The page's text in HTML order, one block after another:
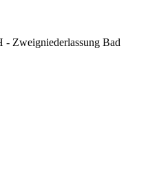
- Zweigniederlassung Bad